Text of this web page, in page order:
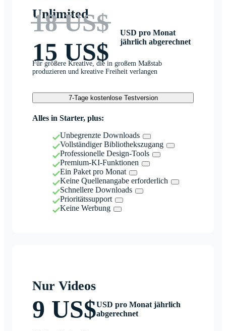
Unlimited
18 US$
15 US$
USD pro Monat
jährlich abgerechnet
Für größere Kreative, die in großem Maßstab
produzieren und kreative Freiheit verlangen
7-Tage kostenlose Testversion
Alles in Starter, plus:
Unbegrenzte Downloads
Vollständiger Bibliothekszugang
Professionelle Design-Tools
Premium-KI-Funktionen
Ein Paket pro Monat
Keine Quellenangabe erforderlich
Schnellere Downloads
Prioritätssupport
Keine Werbung
Nur Videos
9 US$USD pro Monat jährlich
abgerechnet